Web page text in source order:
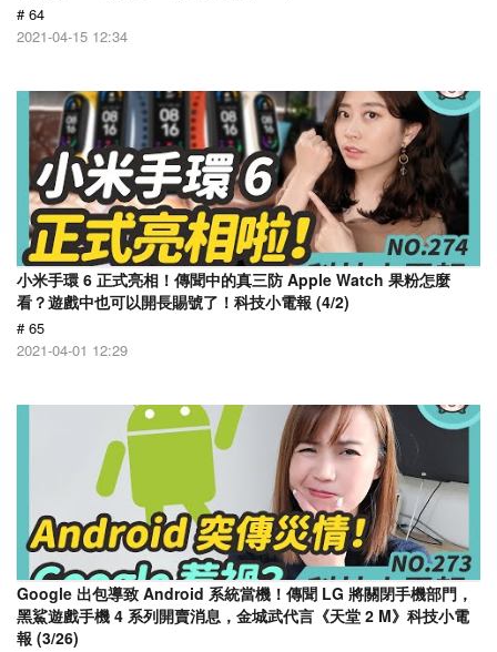
# 64
2021-04-15 12:34
小米手環 6 正式亮相！傳聞中的真三防 Apple Watch 果粉怎麼
看？遊戲中也可以開長賜號了！科技小電報 (4/2)
# 65
2021-04-01 12:29
Google 出包導致 Android 系統當機！傳聞 LG 將關閉手機部門，
黑鯊遊戲手機 4 系列開賣消息，金城武代言《天堂 2 M》科技小電
報 (3/26)